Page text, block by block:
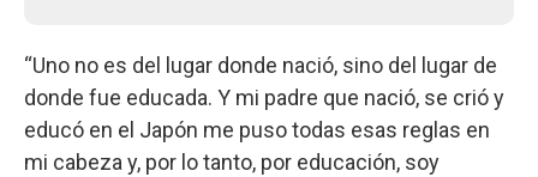
“Uno no es del lugar donde nació, sino del lugar de
donde fue educada. Y mi padre que nació, se crió y
educó en el Japón me puso todas esas reglas en
mi cabeza y, por lo tanto, por educación, soy